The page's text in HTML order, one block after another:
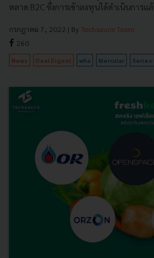
ตลาด B2C ซึ่งการเข้าลงทุนได้ดำเนินการแล้
กรกฎาคม 7, 2022 | By Techsauce Team
260
News Deal Digest wha Mercular Series